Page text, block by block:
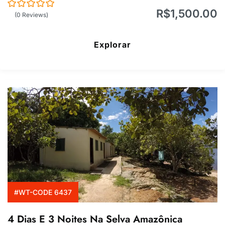
R$1,500.00
(0 Reviews)
Explorar
#WT-CODE 6437
4 Dias E 3 Noites Na Selva Amazônica